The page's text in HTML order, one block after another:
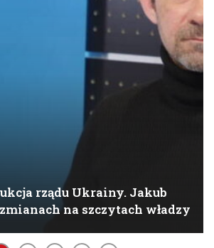
rządu Ukrainy. Jakub
na szczytach władzy